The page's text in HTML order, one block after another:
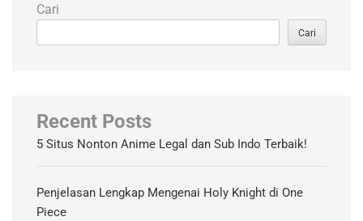
Cari
Cari
Recent Posts
5 Situs Nonton Anime Legal dan Sub Indo Terbaik!
Penjelasan Lengkap Mengenai Holy Knight di One
Piece